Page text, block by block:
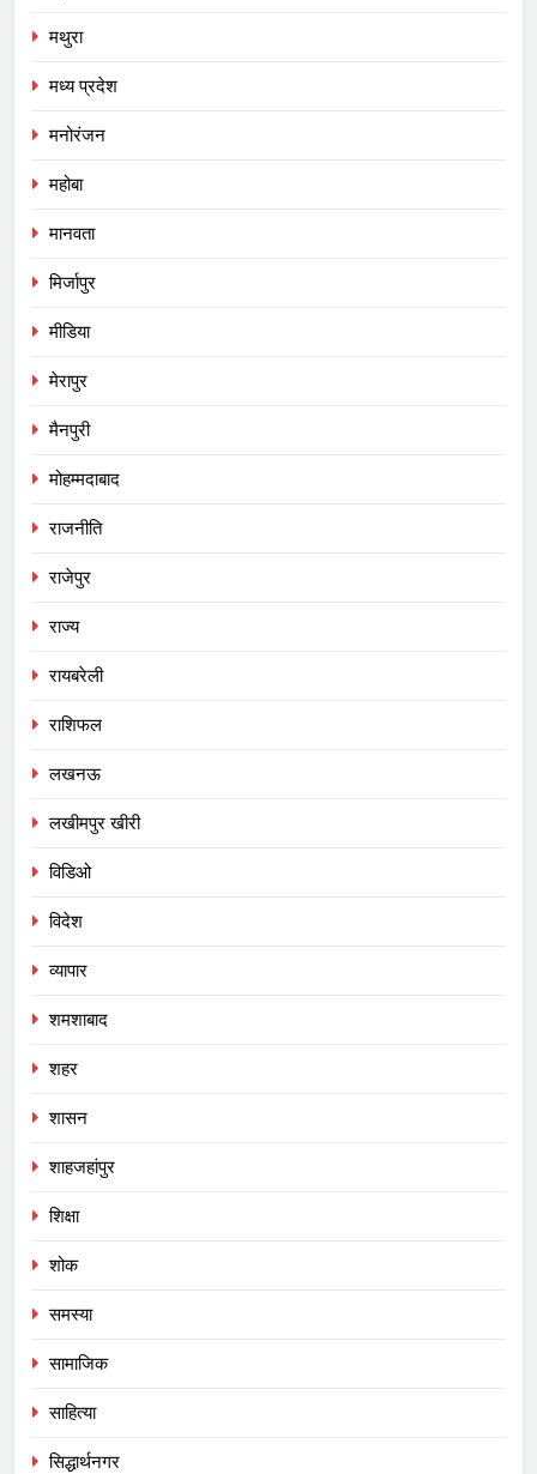
मथुरा
मध्य प्रदेश
मनोरंजन
महोबा
मानवता
मिर्जापुर
मीडिया
मेरापुर
मैनपुरी
मोहम्मदाबाद
राजनीति
राजेपुर
राज्य
रायबरेली
राशिफल
लखनऊ
लखीमपुर खीरी
विडिओ
विदेश
व्यापार
शमशाबाद
शहर
शासन
शाहजहांपुर
शिक्षा
शोक
समस्या
सामाजिक
साहित्या
सिद्धार्थनगर